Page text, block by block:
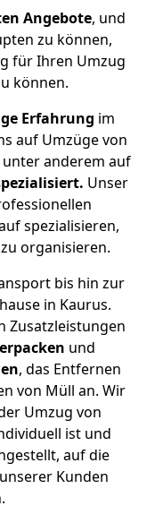
Angebote, und
zu können,
für Ihren Umzug
können.
Erfahrung im
auf Umzüge von
anderem auf
Unser
spezialisieren,
organisieren.
bis hin zur
in Kaurus.
Zusatzleistungen
und
, das Entfernen
von Müll an. Wir
Umzug von
ist und
auf die
Kunden